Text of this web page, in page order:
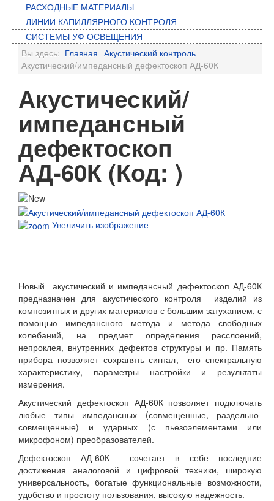
РАСХОДНЫЕ МАТЕРИАЛЫ
ЛИНИИ КАПИЛЛЯРНОГО КОНТРОЛЯ
СИСТЕМЫ УФ ОСВЕЩЕНИЯ
Вы здесь: Главная Акустический контроль
Акустический/импедансный дефектоскоп АД-60К
Акустический/
импедансный
дефектоскоп
АД-60К (Код: )
Увеличить изображение
Новый акустический и импедансный дефектоскоп АД-60К
предназначен для акустического контроля изделий из
композитных и других материалов с большим затуханием, с
помощью импедансного метода и метода свободных
колебаний, на предмет определения расслоений,
непроклея, внутренних дефектов структуры и пр. Память
прибора позволяет сохранять сигнал, его спектральную
характеристику, параметры настройки и результаты
измерения.
Акустический дефектоскоп АД-60К позволяет подключать
любые типы импедансных (совмещенные, раздельно-
совмещенные) и ударных (с пьезоэлементами или
микрофоном) преобразователей.
Дефектоскоп АД-60К сочетает в себе последние
достижения аналоговой и цифровой техники, широкую
универсальность, богатые функциональные возможности,
удобство и простоту пользования, высокую надежность.